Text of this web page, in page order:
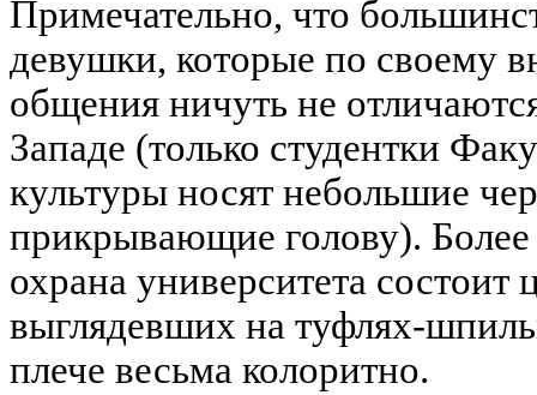
Примечательно, что
девушки, которые по своему
общения ничуть не
Западе (только студентки
культуры носят небольшие
прикрывающие голову). Более
охрана университета состоит
выглядевших на туфлях-
плече весьма колоритно.